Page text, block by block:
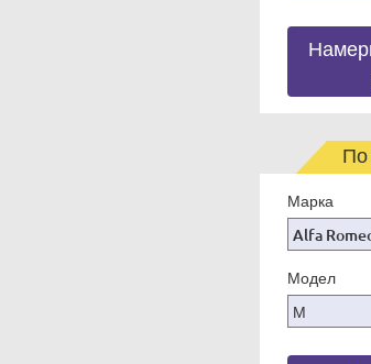
По
Марка
Модел